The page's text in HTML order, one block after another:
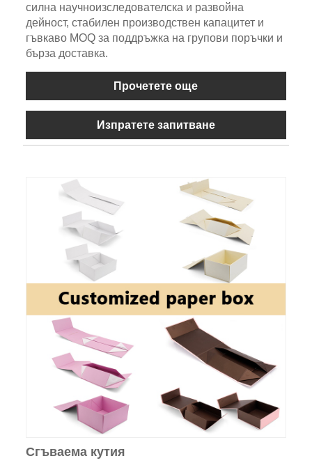
силна научноизследователска и развойна
дейност, стабилен производствен капацитет и
гъвкаво MOQ за поддръжка на групови поръчки и
бърза доставка.
Прочетете още
Изпратете запитване
Сгъваема кутия